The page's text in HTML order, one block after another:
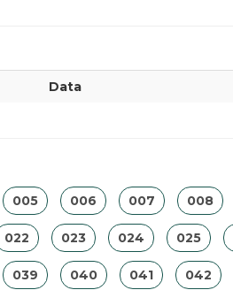
Data
005 006 007 008
022 023 024 025
039 040 041 042